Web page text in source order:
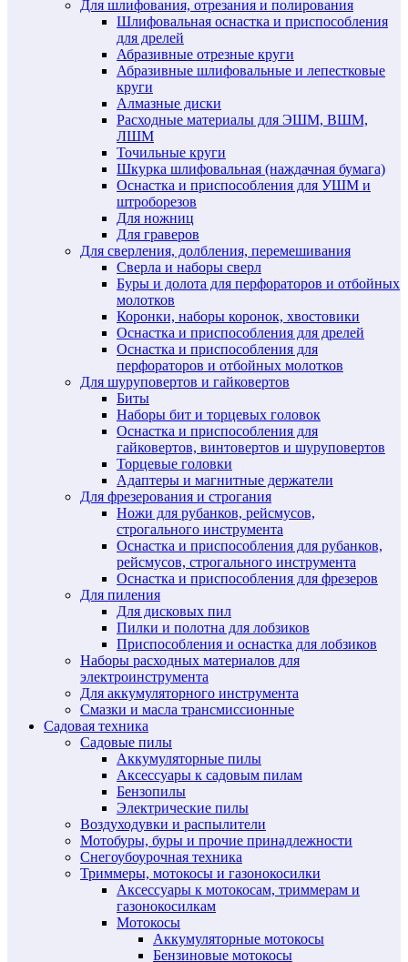
Для шлифования, отрезания и полирования
Шлифовальная оснастка и приспособления
для дрелей
Абразивные отрезные круги
Абразивные шлифовальные и лепестковые
круги
Алмазные диски
Расходные материалы для ЭШМ, ВШМ,
ЛШМ
Точильные круги
Шкурка шлифовальная (наждачная бумага)
Оснастка и приспособления для УШМ и
штроборезов
Для ножниц
Для граверов
Для сверления, долбления, перемешивания
Сверла и наборы сверл
Буры и долота для перфораторов и отбойных
молотков
Коронки, наборы коронок, хвостовики
Оснастка и приспособления для дрелей
Оснастка и приспособления для
перфораторов и отбойных молотков
Для шуруповертов и гайковертов
Биты
Наборы бит и торцевых головок
Оснастка и приспособления для
гайковертов, винтовертов и шуруповертов
Торцевые головки
Адаптеры и магнитные держатели
Для фрезерования и строгания
Ножи для рубанков, рейсмусов,
строгального инструмента
Оснастка и приспособления для рубанков,
рейсмусов, строгального инструмента
Оснастка и приспособления для фрезеров
Для пиления
Для дисковых пил
Пилки и полотна для лобзиков
Приспособления и оснастка для лобзиков
Наборы расходных материалов для
электроинструмента
Для аккумуляторного инструмента
Смазки и масла трансмиссионные
Садовая техника
Садовые пилы
Аккумуляторные пилы
Аксессуары к садовым пилам
Бензопилы
Электрические пилы
Воздуходувки и распылители
Мотобуры, буры и прочие принадлежности
Снегоубоурочная техника
Триммеры, мотокосы и газонокосилки
Аксессуары к мотокосам, триммерам и
газонокосилкам
Мотокосы
Аккумуляторные мотокосы
Бензиновые мотокосы